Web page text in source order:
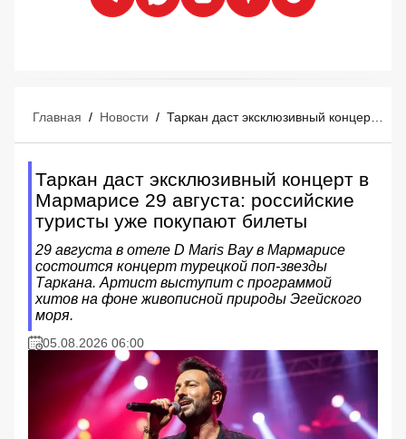
Главная / Новости / Таркан даст эксклюзивный концерт в Мармарисе 29 августа: российские туристы уже покупают билеты
Таркан даст эксклюзивный концерт в
Мармарисе 29 августа: российские
туристы уже покупают билеты
29 августа в отеле D Maris Bay в Мармарисе
состоится концерт турецкой поп-звезды
Таркана. Артист выступит с программой
хитов на фоне живописной природы Эгейского
моря.
05.08.2026 06:00